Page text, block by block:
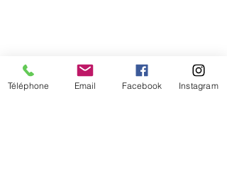
Téléphone Email Facebook Instagram